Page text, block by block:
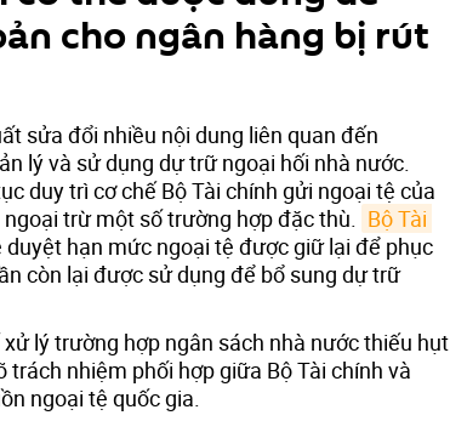
cho ngân hàng bị rút
sửa đổi nhiều nội dung liên quan đến
lý và sử dụng dự trữ ngoại hối nhà nước.
duy trì cơ chế Bộ Tài chính gửi ngoại tệ của
trừ một số trường hợp đặc thù.
Bộ Tài
hạn mức ngoại tệ được giữ lại để phục
còn lại được sử dụng để bổ sung dự trữ
lý trường hợp ngân sách nhà nước thiếu hụt
trách nhiệm phối hợp giữa Bộ Tài chính và
ngoại tệ quốc gia.